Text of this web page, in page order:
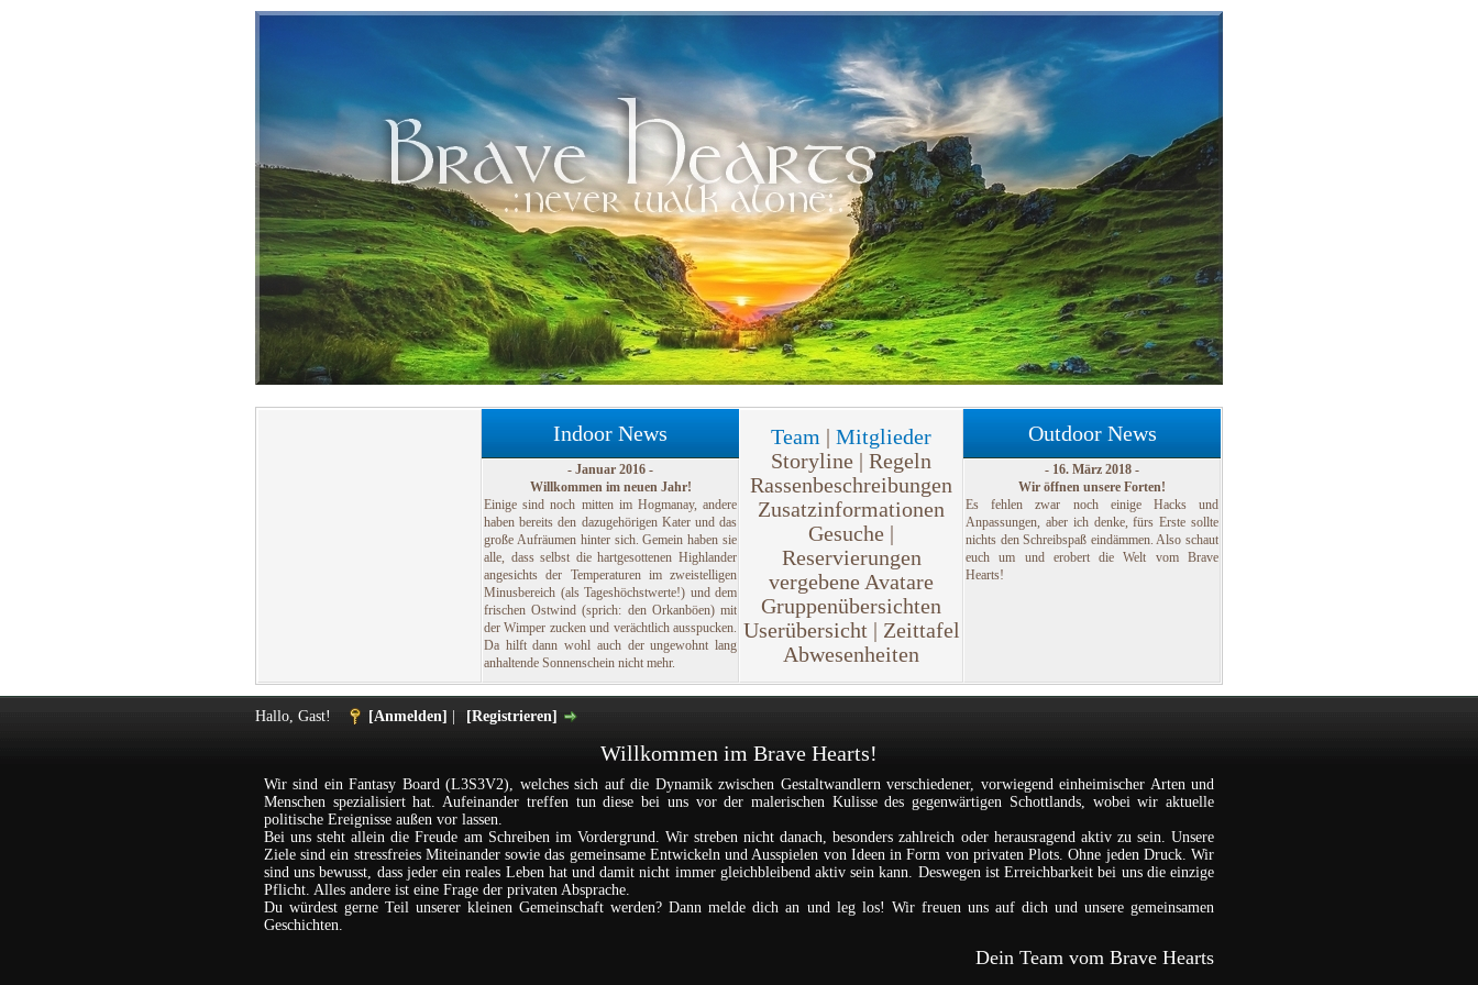
Indoor News Team | Mitglieder
Storyline | Regeln
Rassenbeschreibungen
Zusatzinformationen
Gesuche |
Reservierungen
vergebene Avatare
Gruppenübersichten
Userübersicht | Zeittafel
Abwesenheiten
Outdoor News
- Januar 2016 -
Willkommen im neuen Jahr!
Einige sind noch mitten im Hogmanay, andere
haben bereits den dazugehörigen Kater und das
große Aufräumen hinter sich. Gemein haben sie
alle, dass selbst die hartgesottenen Highlander
angesichts der Temperaturen im zweistelligen
Minusbereich (als Tageshöchstwerte!) und dem
frischen Ostwind (sprich: den Orkanböen) mit
der Wimper zucken und verächtlich ausspucken.
Da hilft dann wohl auch der ungewohnt lang
anhaltende Sonnenschein nicht mehr.
- 16. März 2018 -
Wir öffnen unsere Forten!
Es fehlen zwar noch einige Hacks und
Anpassungen, aber ich denke, fürs Erste sollte
nichts den Schreibspaß eindämmen. Also schaut
euch um und erobert die Welt vom Brave
Hearts!
Hallo, Gast! [Anmelden] [Registrieren]
Willkommen im Brave Hearts!
Wir sind ein Fantasy Board (L3S3V2), welches sich auf die Dynamik zwischen Gestaltwandlern verschiedener, vorwiegend einheimischer Arten und
Menschen spezialisiert hat. Aufeinander treffen tun diese bei uns vor der malerischen Kulisse des gegenwärtigen Schottlands, wobei wir aktuelle
politische Ereignisse außen vor lassen.
Bei uns steht allein die Freude am Schreiben im Vordergrund. Wir streben nicht danach, besonders zahlreich oder herausragend aktiv zu sein. Unsere
Ziele sind ein stressfreies Miteinander sowie das gemeinsame Entwickeln und Ausspielen von Ideen in Form von privaten Plots. Ohne jeden Druck. Wir
sind uns bewusst, dass jeder ein reales Leben hat und damit nicht immer gleichbleibend aktiv sein kann. Deswegen ist Erreichbarkeit bei uns die einzige
Pflicht. Alles andere ist eine Frage der privaten Absprache.
Du würdest gerne Teil unserer kleinen Gemeinschaft werden? Dann melde dich an und leg los! Wir freuen uns auf dich und unsere gemeinsamen
Geschichten.
Dein Team vom Brave Hearts